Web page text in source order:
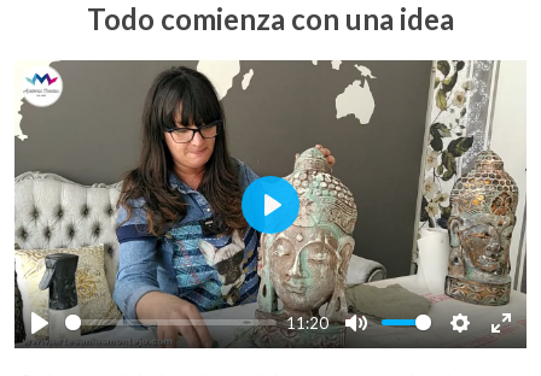
Todo comienza con una idea
Play
11:20
Mute Settings
Play